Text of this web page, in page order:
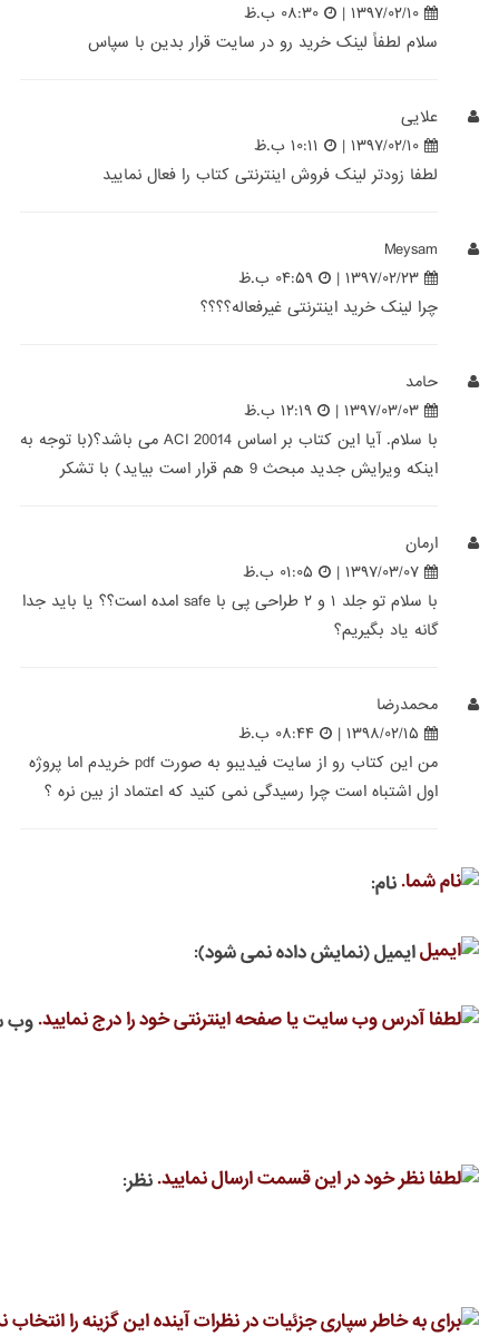
۱۳۹۷/۰۲/۱۰ |
۰۸:۳۰ ب.ظ
سلام لطفاً لینک خرید رو در سایت قرار بدین با سپاس
علایی
۱۳۹۷/۰۲/۱۰ |
۱۰:۱۱ ب.ظ
لطفا زودتر لینک فروش اینترنتی کتاب را فعال نمایید
Meysam
۱۳۹۷/۰۲/۲۳ |
۰۴:۵۹ ب.ظ
چرا لینک خرید اینترنتی غیرفعاله؟؟؟؟
حامد
۱۳۹۷/۰۳/۰۳ |
۱۲:۱۹ ب.ظ
با سلام. آیا این کتاب بر اساس ACI 20014 می باشد؟(با توجه به
اینکه ویرایش جدید مبحث 9 هم قرار است بیاید) با تشکر
ارمان
۱۳۹۷/۰۳/۰۷ |
۰۱:۰۵ ب.ظ
با سلام تو جلد ۱ و ۲ طراحی پی با safe امده است؟؟ یا باید جدا
گانه یاد بگیریم؟
محمدرضا
۱۳۹۸/۰۲/۱۵ |
۰۸:۴۴ ب.ظ
من این کتاب رو از سایت فیدیبو به صورت pdf خریدم اما پروژه
اول اشتباه است چرا رسیدگی نمی کنید که اعتماد از بین نره ؟
نام:
ایمیل (نمایش داده نمی شود):
وب
نظر: